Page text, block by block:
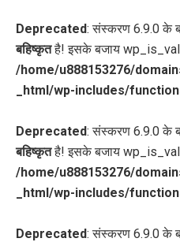
Deprecated: संस्करण 6.9.0 के
बहिष्कृतहै! इसके बजाय
/home/u888153276/
_html/wp-includes/
Deprecated: संस्करण 6.9.0 के
बहिष्कृतहै! इसके बजाय
/home/u888153276/
_html/wp-includes/
Deprecated: संस्करण 6.9.0 के